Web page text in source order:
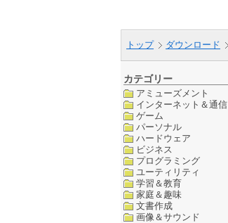
トップ ダウンロード
カテゴリー
アミューズメント
インターネット＆通信
ゲーム
パーソナル
ハードウェア
ビジネス
プログラミング
ユーティリティ
学習＆教育
家庭＆趣味
文書作成
画像＆サウンド